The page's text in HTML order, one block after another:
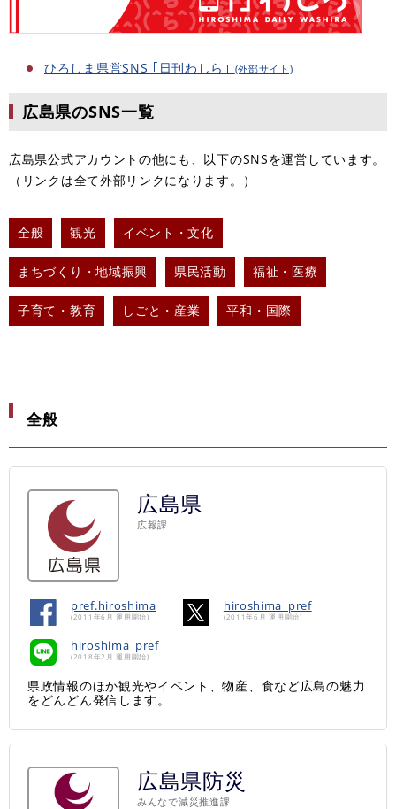
ひろしま県営SNS ｢日刊わしら｣ (外部サイト)
広島県のSNS一覧
広島県公式アカウントの他にも、以下のSNSを運営しています。
（リンクは全て外部リンクになります。）
全般 観光 イベント・文化
まちづくり・地域振興 県民活動 福祉・医療
子育て・教育 しごと・産業 平和・国際
全般
広島県
広報課
pref.hiroshima
(2011年6月 運用開始)
hiroshima_pref
(2011年6月 運用開始)
hiroshima_pref
(2018年2月 運用開始)
県政情報のほか観光やイベント、物産、食など広島の魅力
をどんどん発信します。
広島県防災
みんなで減災推進課